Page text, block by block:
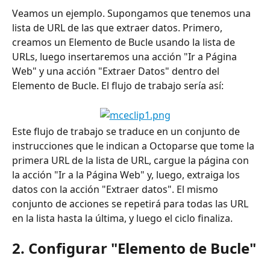
Veamos un ejemplo. Supongamos que tenemos una
lista de URL de las que extraer datos. Primero,
creamos un Elemento de Bucle usando la lista de
URLs, luego insertaremos una acción "Ir a Página
Web" y una acción "Extraer Datos" dentro del
Elemento de Bucle. El flujo de trabajo sería así:
Este flujo de trabajo se traduce en un conjunto de
instrucciones que le indican a Octoparse que tome la
primera URL de la lista de URL, cargue la página con
la acción "Ir a la Página Web" y, luego, extraiga los
datos con la acción "Extraer datos". El mismo
conjunto de acciones se repetirá para todas las URL
en la lista hasta la última, y luego el ciclo finaliza.
2. Configurar "Elemento de Bucle"